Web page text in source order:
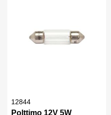
12844
Polttimo 12V 5W